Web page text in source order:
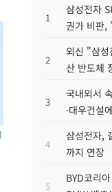
1
삼성전자
권가 비판,
2
외신 "삼성
산 반도체
3
국내외서
·대우건설
4
삼성전자,
까지 연장
5
BYD코리